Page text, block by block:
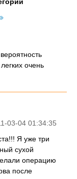
очень
03-04 01:34:35
Я уже три
сухой
операцию
после